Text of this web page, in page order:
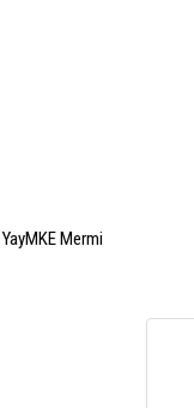
MKE Mermi